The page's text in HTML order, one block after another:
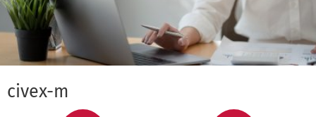
civex-m